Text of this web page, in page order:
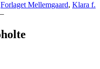
Forlaget Mellemgaard, Klara f.